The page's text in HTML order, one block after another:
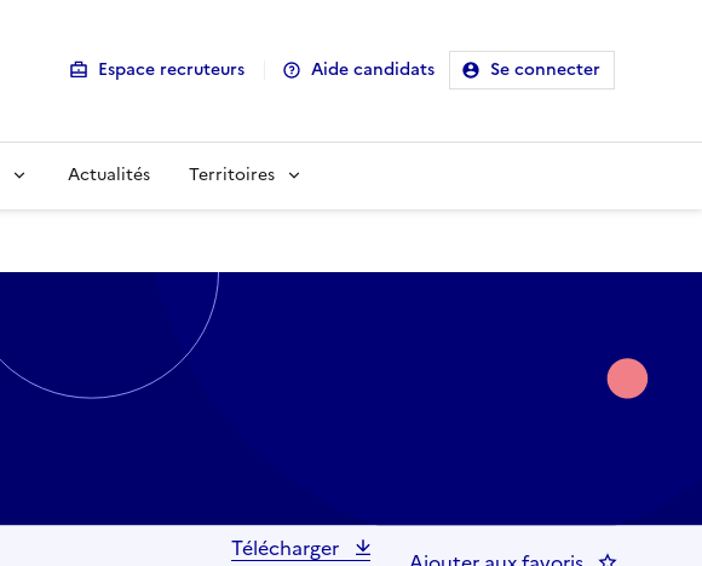
Espace recruteurs Aide candidats Se connecter
Actualités Territoires
Télécharger